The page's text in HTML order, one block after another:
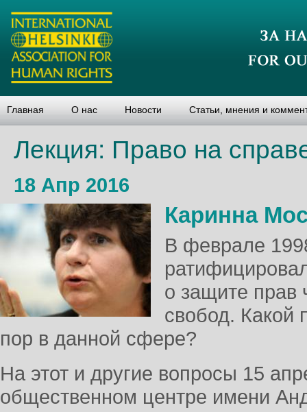
Главная О нас Новости Статьи, мнения и
Лекция: Право на
18 Апр 2016
Каринна
В феврале
о защите прав
свобод. Какой
пор в данной сфере?
На этот и другие вопросы 15
общественном центре имени